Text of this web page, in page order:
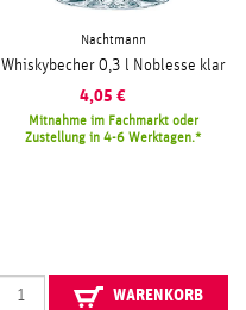
Nachtmann
Whiskybecher 0,3 l Noblesse klar
4,05 €
Mitnahme im Fachmarkt oder
Zustellung in 4-6 Werktagen.
WARENKORB